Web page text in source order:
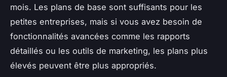
mois. Les plans de base sont suffisants pour les
petites entreprises, mais si vous avez besoin de
fonctionnalités avancées comme les rapports
détaillés ou les outils de marketing, les plans plus
élevés peuvent être plus appropriés.